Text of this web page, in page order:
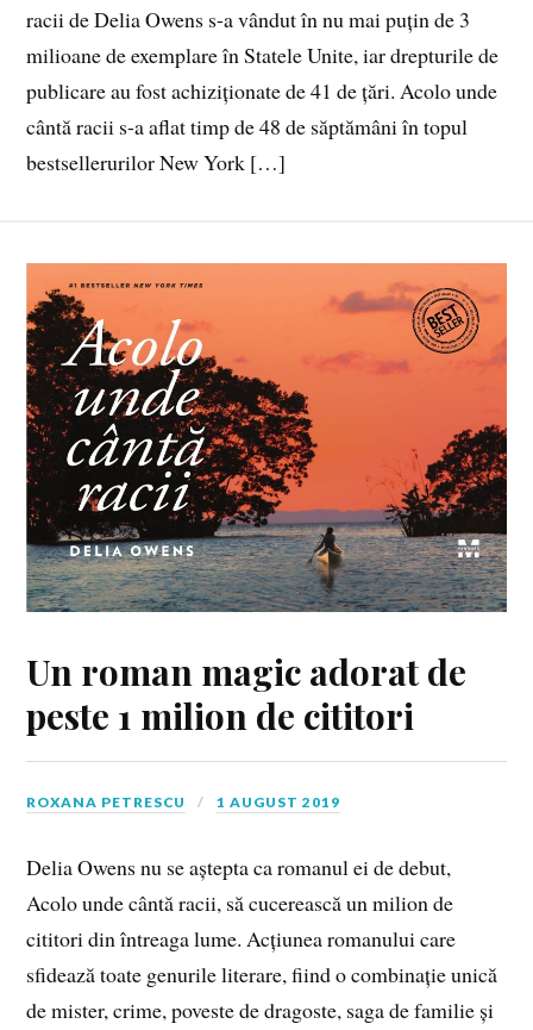
racii de Delia Owens s-a vândut în nu mai puțin de 3
milioane de exemplare în Statele Unite, iar drepturile de
publicare au fost achiziționate de 41 de țări. Acolo unde
cântă racii s-a aflat timp de 48 de săptămâni în topul
bestsellerurilor New York […]
Un roman magic adorat de
peste 1 milion de cititori
ROXANA PETRESCU 1 AUGUST 2019
Delia Owens nu se aștepta ca romanul ei de debut,
Acolo unde cântă racii, să cucerească un milion de
cititori din întreaga lume. Acțiunea romanului care
sfidează toate genurile literare, fiind o combinație unică
de mister, crime, poveste de dragoste, saga de familie și